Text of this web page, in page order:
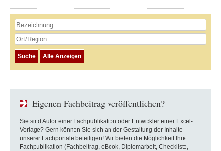
Eigenen Fachbeitrag veröffentlichen?
Sie sind Autor einer Fachpublikation oder Entwickler einer Excel-
Vorlage? Gern können Sie sich an der Gestaltung der Inhalte
unserer Fachportale beteiligen! Wir bieten die Möglichkeit Ihre
Fachpublikation (Fachbeitrag, eBook, Diplomarbeit, Checkliste,